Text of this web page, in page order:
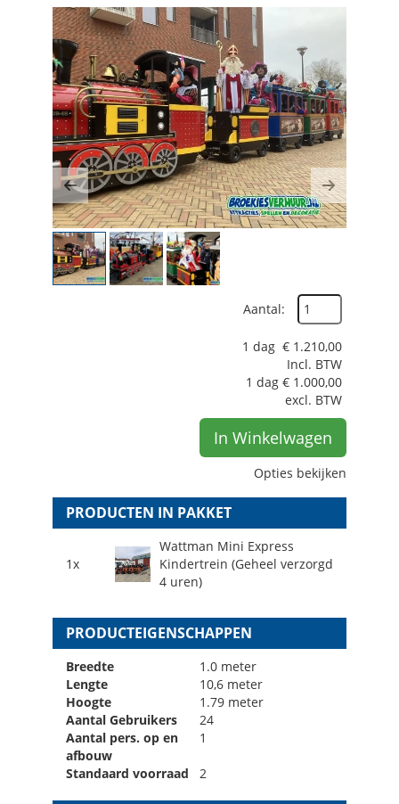
Previous Next
Aantal:
1 dag € 1.210,00
Incl. BTW
1 dag € 1.000,00
excl. BTW
In Winkelwagen
Opties bekijken
PRODUCTEN IN PAKKET
1x
Wattman Mini Express
Kindertrein (Geheel verzorgd
4 uren)
PRODUCTEIGENSCHAPPEN
Breedte
1.0 meter
Lengte
10,6 meter
Hoogte
1.79 meter
Aantal Gebruikers
24
Aantal pers. op en
afbouw
1
Standaard voorraad 2